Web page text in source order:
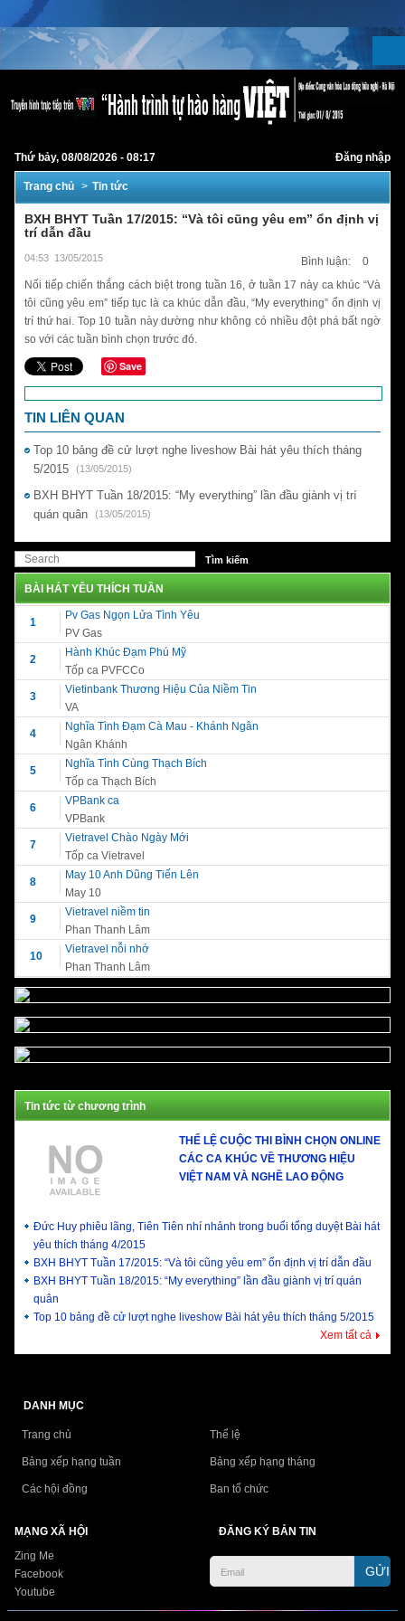
Thứ bảy, 08/08/2026 - 08:17 Đăng nhập
Trang chủ Tin tức
BXH BHYT Tuần 17/2015: “Và tôi cũng yêu em” ổn định vị
trí dẫn đầu
04:53 13/05/2015 Bình luận:
0
Nối tiếp chiến thắng cách biệt trong tuần 16, ở tuần 17 này ca khúc “Và
tôi cũng yêu em” tiếp tục là ca khúc dẫn đầu, “My everything” ổn định vị
trí thứ hai. Top 10 tuần này dường như không có nhiều đột phá bất ngờ
so với các tuần bình chọn trước đó.
Save
TIN LIÊN QUAN
Top 10 bảng đề cử lượt nghe liveshow Bài hát yêu thích tháng
5/2015 (13/05/2015)
BXH BHYT Tuần 18/2015: “My everything” lần đầu giành vị trí
quán quân (13/05/2015)
BÀI HÁT YÊU THÍCH TUẦN
1
Pv Gas Ngọn Lửa Tình Yêu
PV Gas
2
Hành Khúc Đạm Phú Mỹ
Tốp ca PVFCCo
3
Vietinbank Thương Hiệu Của Niềm Tin
VA
4
Nghĩa Tình Đạm Cà Mau - Khánh Ngân
Ngân Khánh
5
Nghĩa Tình Cùng Thạch Bích
Tốp ca Thạch Bích
6
VPBank ca
VPBank
7
Vietravel Chào Ngày Mới
Tốp ca Vietravel
8
May 10 Anh Dũng Tiến Lên
May 10
9
Vietravel niềm tin
Phan Thanh Lâm
10
Vietravel nỗi nhớ
Phan Thanh Lâm
Tin tức từ chương trình
THỂ LỆ CUỘC THI BÌNH CHỌN ONLINE
CÁC CA KHÚC VỀ THƯƠNG HIỆU
VIỆT NAM VÀ NGHỀ LAO ĐỘNG
Đức Huy phiêu lãng, Tiên Tiên nhí nhảnh trong buổi tổng duyệt Bài hát
yêu thích tháng 4/2015
BXH BHYT Tuần 17/2015: “Và tôi cũng yêu em” ổn định vị trí dẫn đầu
BXH BHYT Tuần 18/2015: “My everything” lần đầu giành vị trí quán
quân
Top 10 bảng đề cử lượt nghe liveshow Bài hát yêu thích tháng 5/2015
Xem tất cả
DANH MỤC
Trang chủ Thể lệ
Bảng xếp hạng tuần Bảng xếp hạng tháng
Các hội đồng Ban tổ chức
MẠNG XÃ HỘI
Zing Me
Facebook
Youtube
ĐĂNG KÝ BẢN TIN
GỬI